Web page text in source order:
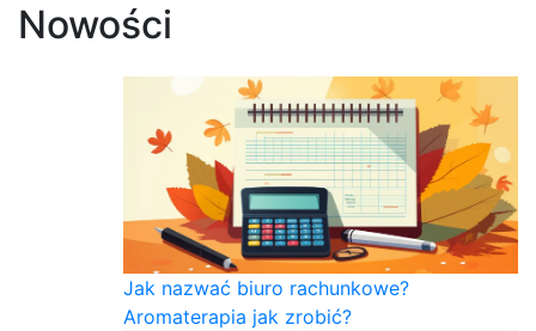
Nowości
Jak nazwać biuro rachunkowe?
Aromaterapia jak zrobić?